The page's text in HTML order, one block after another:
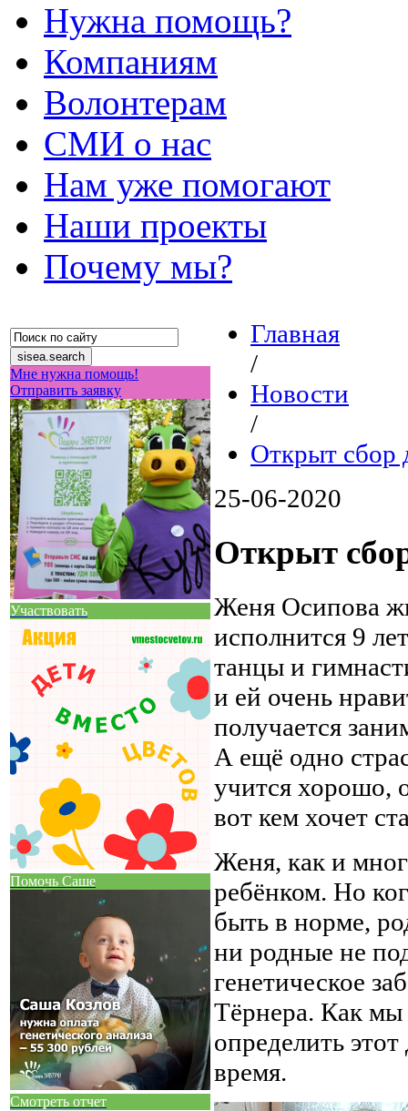
Нужна помощь?
Компаниям
Волонтерам
СМИ о нас
Нам уже помогают
Наши проекты
Почему мы?
Мне нужна помощь!
Отправить заявку
Участвовать
Помочь Саше
Смотреть отчет
Главная
/
Новости
/
Открыт
25-06-2020
Открыт
Женя Осипова
исполнится 9
танцы и
и ей очень
получается
А ещё одно
учится хорошо,
вот кем хочет
Женя, как и
ребёнком. Но
быть в норме,
ни родные не
генетическое
Тёрнера. Как мы
определить
время.